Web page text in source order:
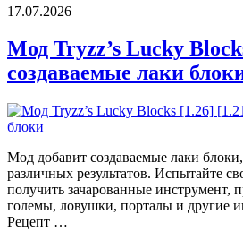
17.07.2026
Мод Tryzz’s Lucky
создаваемые лаки
Мод добавит создаваемые лаки
различных результатов. Испытайте
получить зачарованные инструмент,
големы, ловушки, порталы и другие
Рецепт …